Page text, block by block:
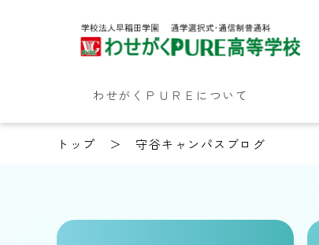
わせがくＰＵＲＥについて
トップ 守谷キャンパスブログ